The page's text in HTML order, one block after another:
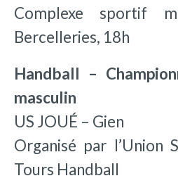
Complexe sportif
Bercelleries, 18h
Handball –
masculin
US JOUÉ – Gien
Organisé par l’Union
Tours Handball